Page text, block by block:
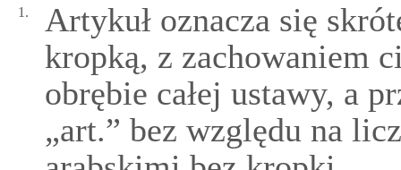
1.
Artykuł oznacza się
kropką, z zachowaniem
obrębie całej ustawy, a
„art.” bez względu na